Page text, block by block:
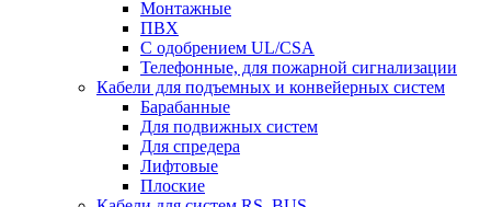
Монтажные
ПВХ
С одобрением UL/CSA
Телефонные, для пожарной сигнализации
Кабели для подъемных и конвейерных систем
Барабанные
Для подвижных систем
Для спредера
Лифтовые
Плоские